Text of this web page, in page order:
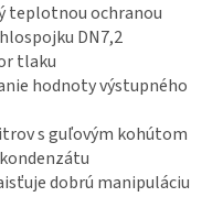
teplotnou ochranou
DN7,2
tlaku
hodnoty výstupného
s guľovým kohútom
dobrú manipuláciu